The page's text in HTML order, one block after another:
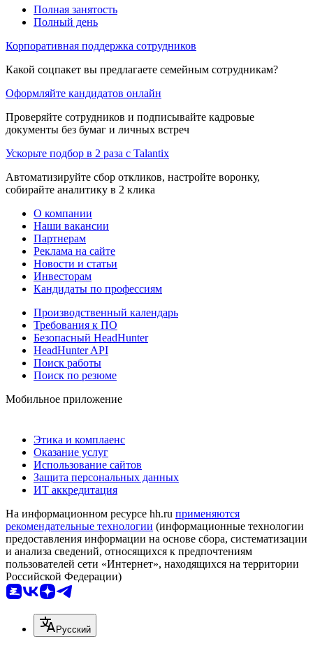
Полная занятость
Полный день
Корпоративная поддержка сотрудников
Какой соцпакет вы предлагаете семейным сотрудникам?
Оформляйте кандидатов онлайн
Проверяйте сотрудников и подписывайте кадровые
документы без бумаг и личных встреч
Ускорьте подбор в 2 раза с Talantix
Автоматизируйте сбор откликов, настройте воронку,
собирайте аналитику в 2 клика
О компании
Наши вакансии
Партнерам
Реклама на сайте
Новости и статьи
Инвесторам
Кандидаты по профессиям
Производственный календарь
Требования к ПО
Безопасный HeadHunter
HeadHunter API
Поиск работы
Поиск по резюме
Мобильное приложение
Этика и комплаенс
Оказание услуг
Использование сайтов
Защита персональных данных
ИТ аккредитация
На информационном ресурсе hh.ru применяются
рекомендательные технологии (информационные технологии
предоставления информации на основе сбора, систематизации
и анализа сведений, относящихся к предпочтениям
пользователей сети «Интернет», находящихся на территории
Российской Федерации)
Русский